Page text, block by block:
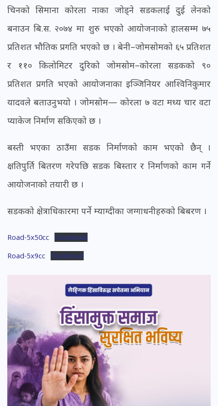
चिनको सिमाना कोरला नाका जोड्ने सडकलाई दुई लेनको
बनाउन बि.स. २०७४ मा शुरु भएको आयोजनाको हालसम्म ७५
प्रतिशत भौतिक प्रगति भएको छ । बेनी–जोमसोमको ६५ प्रतिशत
र ११० किलोमिटर दुरिको जोमसोम–कोरला सडकको ९०
प्रतिशत प्रगति भएको आयोजनाका इञ्जिनियर आश्विनिकुमार
यादवले बताउनुभयो । जोमसोम— कोरला ७ वटा मध्य चार वटा
प्याकेज निर्माण सकिएको छ ।
बस्ती भएका ठाउँमा सडक निर्माणको काम भएको छैन् ।
क्षतिपुर्ति बितरण गरेपछि सडक बिस्तार र निर्माणको काम गर्ने
आयोजनाको तयारी छ ।
सडकको क्षेत्राधिकारमा पर्ने म्याग्दीका जग्गाधनीहरुको बिबरण ।
Road-5x50cc
Download
Road-5x9cc
Download